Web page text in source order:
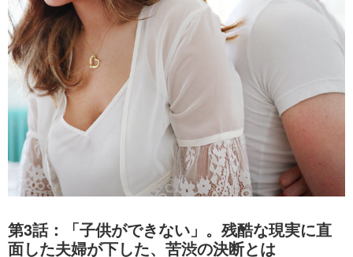
第3話：「子供ができない」。残酷な現実に直
面した夫婦が下した、苦渋の決断とは